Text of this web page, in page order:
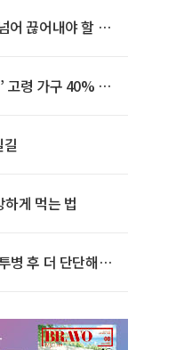
어 끊어내야 할 사
고령 가구 40% 노
게 먹는 법
병 후 더 단단해진